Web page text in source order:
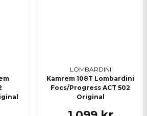
LOMBARDINI
Kamrem 108T Lombardini
Focs/Progress ACT 502
Original